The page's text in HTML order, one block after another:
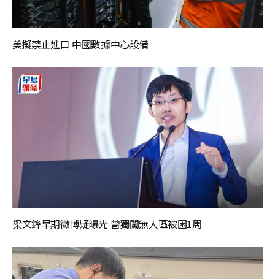
美擬禁止進口 中國數據中心設備
梁文鋒早期微博疑曝光 曾獨闖無人區被困1周